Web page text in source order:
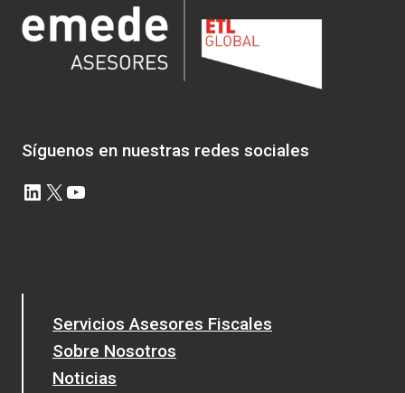
Síguenos en nuestras redes sociales
LinkedIn
X YouTube
Servicios Asesores Fiscales
Sobre Nosotros
Noticias